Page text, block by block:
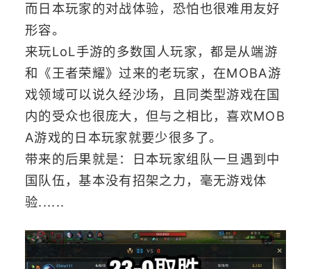
而日本玩家的对战体验，恐怕也很难用友好
形容。
来玩LoL手游的多数国人玩家，都是从端游
和《王者荣耀》过来的老玩家，在MOBA游
戏领域可以说久经沙场，且同类型游戏在国
内的受众也很庞大，但与之相比，喜欢MOB
A游戏的日本玩家就要少很多了。
带来的后果就是：日本玩家组队一旦遇到中
国队伍，基本没有招架之力，毫无游戏体
验......